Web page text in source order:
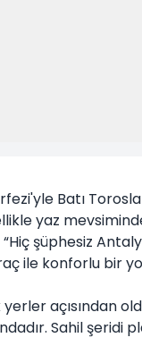
Batı
yaz
şüphesiz
ile konforlu bir
Sahil